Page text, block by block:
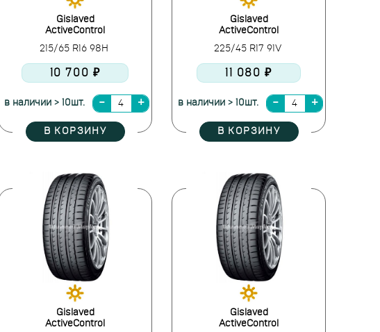
Gislaved
ActiveControl
215/65 R16 98H
10 700 ₽
в наличии > 10шт.
В КОРЗИНУ
Gislaved
ActiveControl
225/45 R17 91V
11 080 ₽
в наличии > 10шт.
В КОРЗИНУ
Gislaved
ActiveControl
Gislaved
ActiveControl